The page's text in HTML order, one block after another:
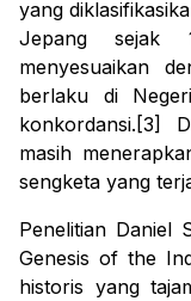
yang
Jepang sejak
menyesuaikan
berlaku di
konkordansi.[3]
masih
sengketa yang
Penelitian Daniel
Genesis of the
historis yang